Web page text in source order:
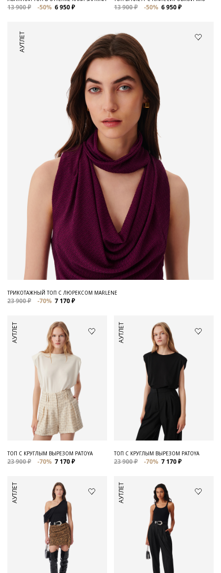
13 900 ₽ -50% 6 950 ₽ 13 900 ₽ -50% 6 950 ₽
АУТЛЕТ
ТРИКОТАЖНЫЙ ТОП С ЛЮРЕКСОМ MARLENE
23 900 ₽ -70% 7 170 ₽
АУТЛЕТ
ТОП С КРУГЛЫМ ВЫРЕЗОМ PATOYA
23 900 ₽ -70% 7 170 ₽
АУТЛЕТ
ТОП С КРУГЛЫМ ВЫРЕЗОМ PATOYA
23 900 ₽ -70% 7 170 ₽
АУТЛЕТ АУТЛЕТ